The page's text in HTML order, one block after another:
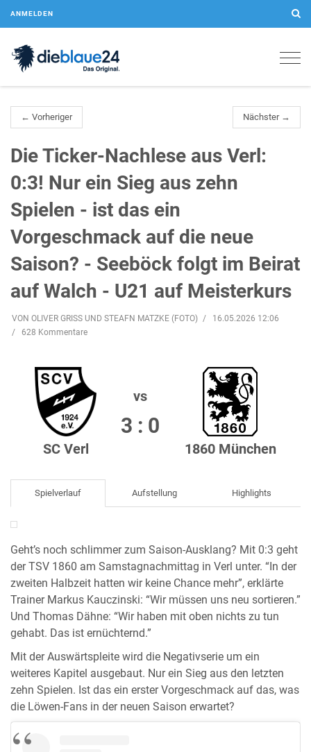
ANMELDEN
← Vorheriger Nächster →
Die Ticker-Nachlese aus Verl:
0:3! Nur ein Sieg aus zehn
Spielen - ist das ein
Vorgeschmack auf die neue
Saison? - Seeböck folgt im Beirat
auf Walch - U21 auf Meisterkurs
VON OLIVER GRISS UND STEAFN MATZKE (FOTO)
16.05.2026 12:06
628 Kommentare
SC Verl
vs
3 : 0
1860 München
Spielverlauf Aufstellung Highlights
Geht’s noch schlimmer zum Saison-Ausklang? Mit 0:3 geht
der TSV 1860 am Samstagnachmittag in Verl unter. “In der
zweiten Halbzeit hatten wir keine Chance mehr”, erklärte
Trainer Markus Kauczinski: “Wir müssen uns neu sortieren.”
Und Thomas Dähne: “Wir haben mit oben nichts zu tun
gehabt. Das ist ernüchternd.”
Mit der Auswärtspleite wird die Negativserie um ein
weiteres Kapitel ausgebaut. Nur ein Sieg aus den letzten
zehn Spielen. Ist das ein erster Vorgeschmack auf das, was
die Löwen-Fans in der neuen Saison erwartet?